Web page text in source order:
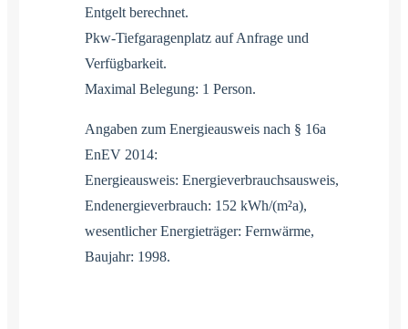
Entgelt berechnet.
Pkw-Tiefgaragenplatz auf Anfrage und
Verfügbarkeit.
Maximal Belegung: 1 Person.
Angaben zum Energieausweis nach § 16a
EnEV 2014:
Energieausweis: Energieverbrauchsausweis,
Endenergieverbrauch: 152 kWh/(m²a),
wesentlicher Energieträger: Fernwärme,
Baujahr: 1998.